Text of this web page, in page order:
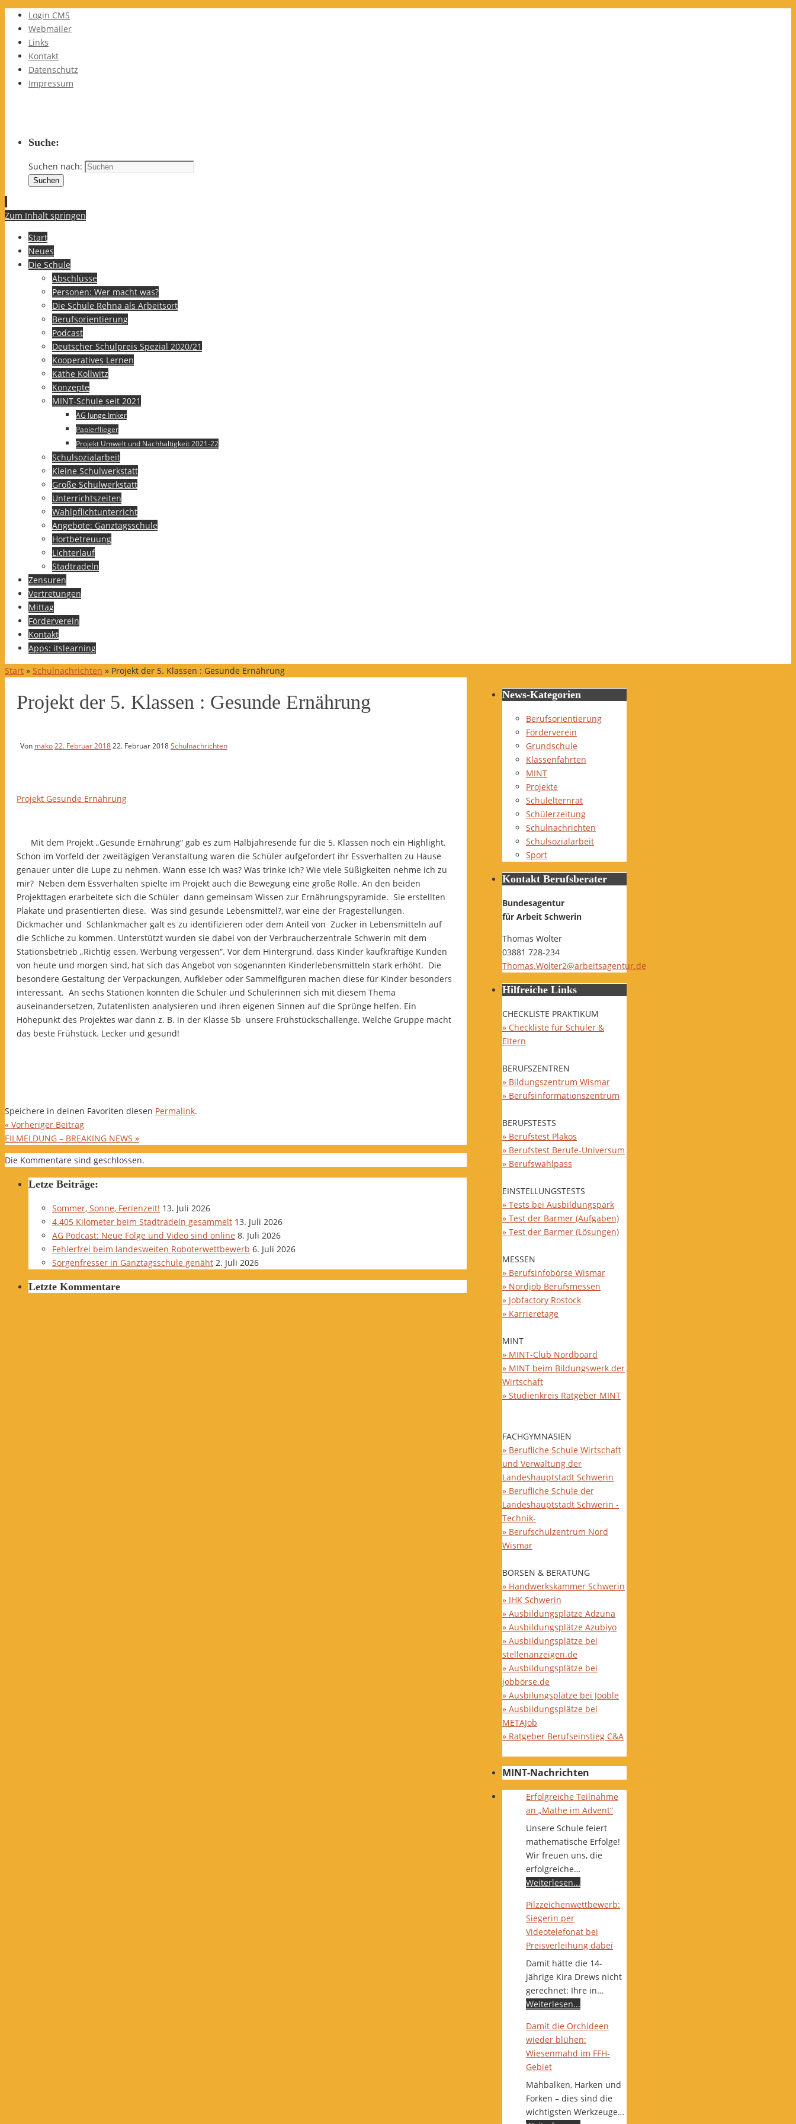
Login CMS
Webmailer
Links
Kontakt
Datenschutz
Impressum
Suche:
Suchen nach:
Suchen
Zum Inhalt springen
Start
Neues
Die Schule
Abschlüsse
Personen: Wer macht was?
Die Schule Rehna als Arbeitsort
Berufsorientierung
Podcast
Deutscher Schulpreis Spezial 2020/21
Kooperatives Lernen
Käthe Kollwitz
Konzepte
MINT-Schule seit 2021
AG Junge Imker
Papierflieger
Projekt Umwelt und Nachhaltigkeit 2021-22
Schulsozialarbeit
Kleine Schulwerkstatt
Große Schulwerkstatt
Unterrichtszeiten
Wahlpflichtunterricht
Angebote: Ganztagsschule
Hortbetreuung
Lichterlauf
Stadtradeln
Zensuren
Vertretungen
Mittag
Förderverein
Kontakt
Apps: itslearning
Start » Schulnachrichten » Projekt der 5. Klassen : Gesunde Ernährung
Projekt der 5. Klassen : Gesunde Ernährung
Von mako 22. Februar 2018 22. Februar 2018Schulnachrichten
Projekt Gesunde Ernährung
Mit dem Projekt „Gesunde Ernährung“ gab es zum Halbjahresende für die 5. Klassen noch ein Highlight.
Schon im Vorfeld der zweitägigen Veranstaltung waren die Schüler aufgefordert ihr Essverhalten zu Hause
genauer unter die Lupe zu nehmen. Wann esse ich was? Was trinke ich? Wie viele Süßigkeiten nehme ich zu
mir? Neben dem Essverhalten spielte im Projekt auch die Bewegung eine große Rolle. An den beiden
Projekttagen erarbeitete sich die Schüler dann gemeinsam Wissen zur Ernährungspyramide. Sie erstellten
Plakate und präsentierten diese. Was sind gesunde Lebensmittel?, war eine der Fragestellungen.
Dickmacher und Schlankmacher galt es zu identifizieren oder dem Anteil von Zucker in Lebensmitteln auf
die Schliche zu kommen. Unterstützt wurden sie dabei von der Verbraucherzentrale Schwerin mit dem
Stationsbetrieb „Richtig essen, Werbung vergessen“. Vor dem Hintergrund, dass Kinder kaufkräftige Kunden
von heute und morgen sind, hat sich das Angebot von sogenannten Kinderlebensmitteln stark erhöht. Die
besondere Gestaltung der Verpackungen, Aufkleber oder Sammelfiguren machen diese für Kinder besonders
interessant. An sechs Stationen konnten die Schüler und Schülerinnen sich mit diesem Thema
auseinandersetzen, Zutatenlisten analysieren und ihren eigenen Sinnen auf die Sprünge helfen. Ein
Höhepunkt des Projektes war dann z. B. in der Klasse 5b unsere Frühstückschallenge. Welche Gruppe macht
das beste Frühstück. Lecker und gesund!
Speichere in deinen Favoriten diesen Permalink.
« Vorheriger Beitrag
EILMELDUNG – BREAKING NEWS »
Die Kommentare sind geschlossen.
Letze Beiträge:
Sommer, Sonne, Ferienzeit! 13. Juli 2026
4.405 Kilometer beim Stadtradeln gesammelt 13. Juli 2026
AG Podcast: Neue Folge und Video sind online 8. Juli 2026
Fehlerfrei beim landesweiten Roboterwettbewerb 6. Juli 2026
Sorgenfresser in Ganztagsschule genäht 2. Juli 2026
Letzte Kommentare
News-Kategorien
Berufsorientierung
Förderverein
Grundschule
Klassenfahrten
MINT
Projekte
Schulelternrat
Schülerzeitung
Schulnachrichten
Schulsozialarbeit
Sport
Kontakt Berufsberater
Bundesagentur
für Arbeit Schwerin
Thomas Wolter
03881 728-234
Thomas.Wolter2@arbeitsagentur.de
Hilfreiche Links
CHECKLISTE PRAKTIKUM
» Checkliste für Schüler &
Eltern
BERUFSZENTREN
» Bildungszentrum Wismar
» Berufsinformationszentrum
BERUFSTESTS
» Berufstest Plakos
» Berufstest Berufe-Universum
» Berufswahlpass
EINSTELLUNGSTESTS
» Tests bei Ausbildungspark
» Test der Barmer (Aufgaben)
» Test der Barmer (Lösungen)
MESSEN
» Berufsinfobörse Wismar
» Nordjob Berufsmessen
» Jobfactory Rostock
» Karrieretage
MINT
» MINT-Club Nordboard
» MINT beim Bildungswerk der
Wirtschaft
» Studienkreis Ratgeber MINT
FACHGYMNASIEN
» Berufliche Schule Wirtschaft
und Verwaltung der
Landeshauptstadt Schwerin
» Berufliche Schule der
Landeshauptstadt Schwerin -
Technik-
» Berufschulzentrum Nord
Wismar
BÖRSEN & BERATUNG
» Handwerkskammer Schwerin
» IHK Schwerin
» Ausbildungsplätze Adzuna
» Ausbildungsplätze Azubiyo
» Ausbildungsplätze bei
stellenanzeigen.de
» Ausbildungsplätze bei
jobbörse.de
» Ausbilungsplätze bei Jooble
» Ausbildungsplätze bei
METAJob
» Ratgeber Berufseinstieg C&A
MINT-Nachrichten
Erfolgreiche Teilnahme
an „Mathe im Advent“
Unsere Schule feiert
mathematische Erfolge!
Wir freuen uns, die
erfolgreiche…
Weiterlesen...
Pilzzeichenwettbewerb:
Siegerin per
Videotelefonat bei
Preisverleihung dabei
Damit hätte die 14-
jährige Kira Drews nicht
gerechnet: Ihre in…
Weiterlesen...
Damit die Orchideen
wieder blühen:
Wiesenmahd im FFH-
Gebiet
Mähbalken, Harken und
Forken – dies sind die
wichtigsten Werkzeuge…